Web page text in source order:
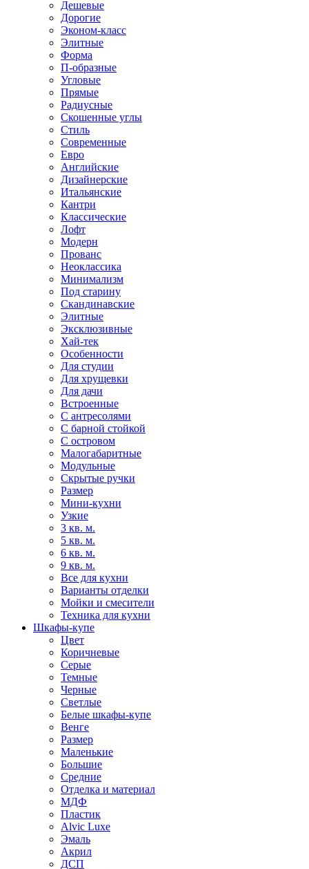
Дешевые
Дорогие
Эконом-класс
Элитные
Форма
П-образные
Угловые
Прямые
Радиусные
Скошенные углы
Стиль
Современные
Евро
Английские
Дизайнерские
Итальянские
Кантри
Классические
Лофт
Модерн
Прованс
Неоклассика
Минимализм
Под старину
Скандинавские
Элитные
Эксклюзивные
Хай-тек
Особенности
Для студии
Для хрущевки
Для дачи
Встроенные
С антресолями
С барной стойкой
С островом
Малогабаритные
Модульные
Скрытые ручки
Размер
Мини-кухни
Узкие
3 кв. м.
5 кв. м.
6 кв. м.
9 кв. м.
Все для кухни
Варианты отделки
Мойки и смесители
Техника для кухни
Шкафы-купе
Цвет
Коричневые
Серые
Темные
Черные
Светлые
Белые шкафы-купе
Венге
Размер
Маленькие
Большие
Средние
Отделка и материал
МДФ
Пластик
Alvic Luxe
Эмаль
Акрил
ДСП